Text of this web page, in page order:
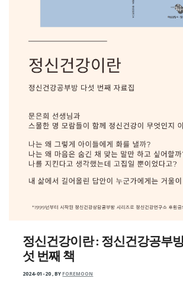
정신건강이란 : 정신건강공부
섯 번째 책
2024-01-20,BYFOREMOON